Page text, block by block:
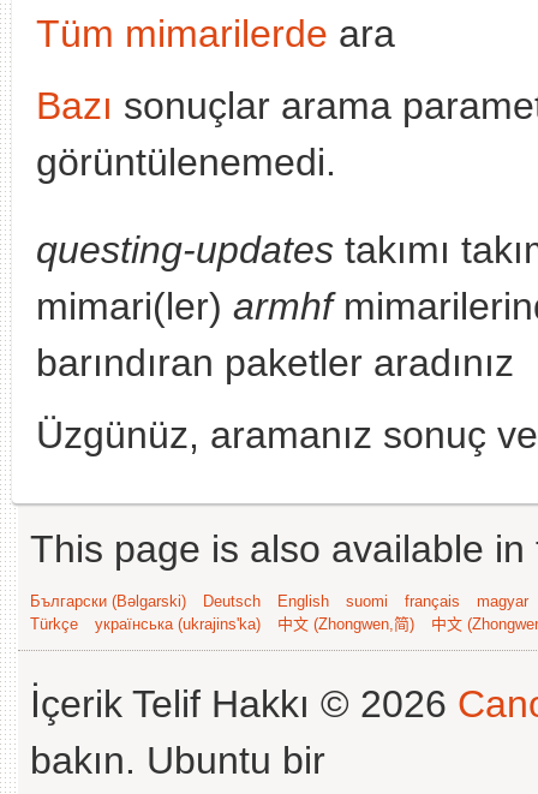
Tüm mimarilerde ara
Bazı sonuçlar arama
görüntülenemedi.
questing-updates takımı
mimari(ler) armhf
barındıran paketler aradınız
Üzgünüz, aramanız sonuç
This page is also available
Български (Bəlgarski) Deutsch English suomi français
magyar
Türkçe
українська (ukrajins'ka) 中文 (Zhongwen,简) 中文
İçerik Telif Hakkı © 2026
bakın. Ubuntu bir